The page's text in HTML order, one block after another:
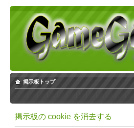
掲示板トップ
掲示板の cookie を消去する